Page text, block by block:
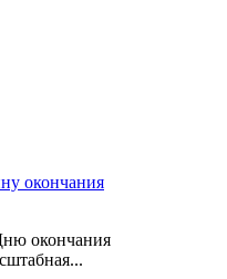
окончания
окончания